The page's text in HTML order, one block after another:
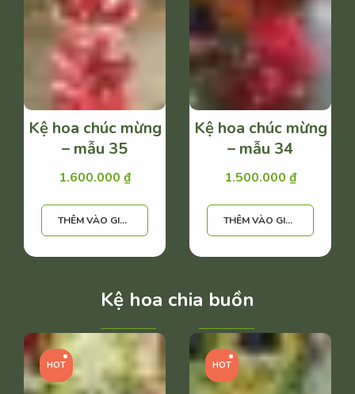
Kệ hoa chúc mừng
– mẫu 35
1.600.000 ₫
THÊM VÀO GIỎ HÀNG
Kệ hoa chúc mừng
– mẫu 34
1.500.000 ₫
THÊM VÀO GIỎ HÀNG
Kệ hoa chia buồn
HOT HOT